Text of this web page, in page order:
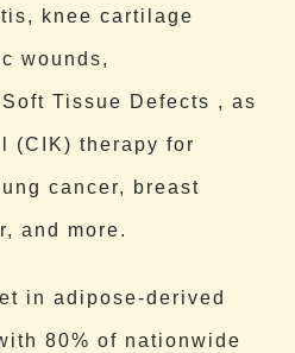
knee cartilage
wounds,
Tissue Defects , as
(CIK) therapy for
cancer, breast
and more.
in adipose-derived
80% of nationwide